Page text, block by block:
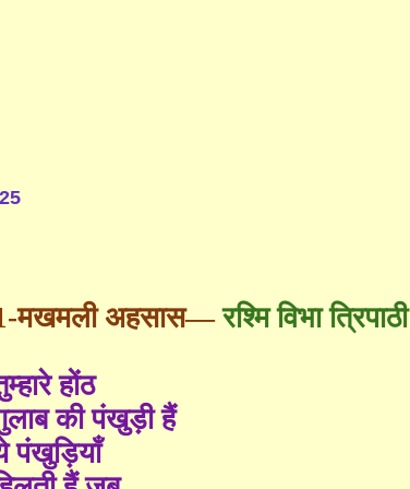
मखमली अहसास—रश्मि विभा त्रिपाठी
होंठ
की पंखुड़ी हैं
पंखुड़ियाँ